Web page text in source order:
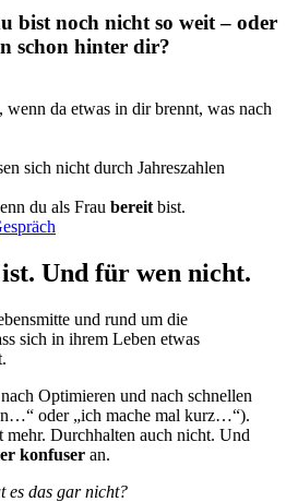
bist noch nicht so weit – oder
schon hinter dir?
da etwas in dir brennt, was nach
sich nicht durch Jahreszahlen
du als Frau bereit bist.
Und für wen nicht.
und rund um die
sich in ihrem Leben etwas
Optimieren und nach schnellen
oder „ich mache mal kurz…“).
Durchhalten auch nicht. Und
konfuser an.
es das gar nicht?